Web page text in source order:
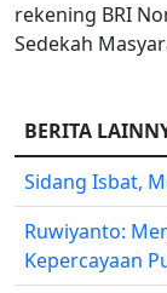
rekening BRI
Sedekah
BERITA
Sidang Isbat,
Ruwiyanto:
Kepercayaan